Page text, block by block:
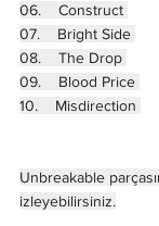
06.    Construct
07.    Bright Side
08.    The Drop
09.    Blood Price
10.    Misdirection
Unbreakable
izleyebilirsiniz.